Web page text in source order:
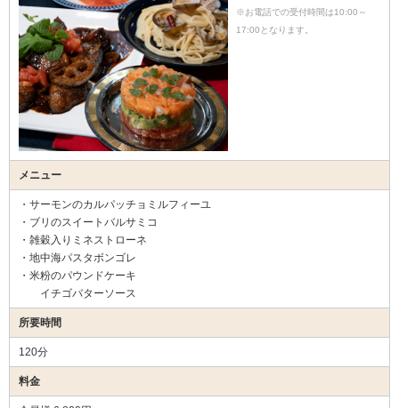
※お電話での受付時間は10:00～
17:00となります。
メニュー
・サーモンのカルパッチョミルフィーユ
・ブリのスイートバルサミコ
・雑穀入りミネストローネ
・地中海パスタボンゴレ
・米粉のパウンドケーキ
イチゴバターソース
所要時間
120分
料金